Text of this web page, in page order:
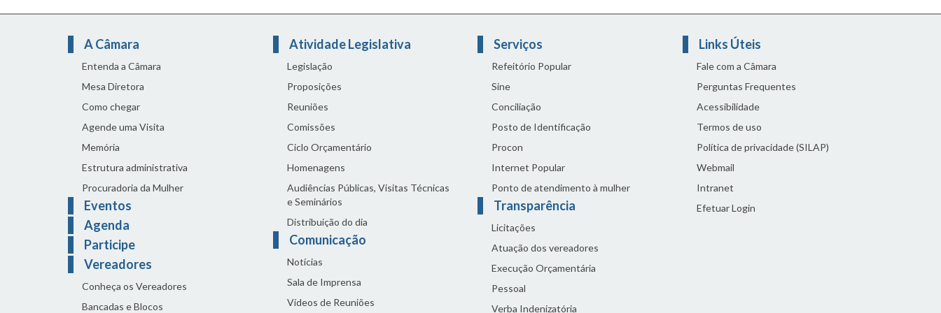
A Câmara
Entenda a Câmara
Mesa Diretora
Como chegar
Agende uma Visita
Memória
Estrutura administrativa
Procuradoria da Mulher
Eventos
Agenda
Participe
Vereadores
Conheça os Vereadores
Bancadas e Blocos
Atividade Legislativa
Legislação
Proposições
Reuniões
Comissões
Ciclo Orçamentário
Homenagens
Audiências Públicas, Visitas Técnicas
e Seminários
Distribuição do dia
Comunicação
Notícias
Sala de Imprensa
Vídeos de Reuniões
Serviços
Refeitório Popular
Sine
Conciliação
Posto de Identificação
Procon
Internet Popular
Ponto de atendimento à mulher
Transparência
Licitações
Atuação dos vereadores
Execução Orçamentária
Pessoal
Verba Indenizatória
Links Úteis
Fale com a Câmara
Perguntas Frequentes
Acessibilidade
Termos de uso
Política de privacidade (SILAP)
Webmail
Intranet
Efetuar Login